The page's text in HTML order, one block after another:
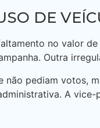
DE
no valor
Outra
não pediam votos,
A